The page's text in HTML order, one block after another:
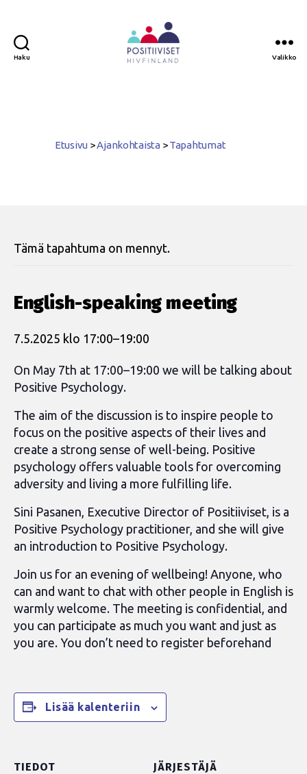
Haku Valikko
Etusivu >Ajankohtaista >Tapahtumat
Tämä tapahtuma on mennyt.
English-speaking meeting
7.5.2025 klo 17:00–19:00
On May 7th at 17:00–19:00 we will be talking about
Positive Psychology.
The aim of the discussion is to inspire people to
focus on the positive aspects of their lives and
create a strong sense of well-being. Positive
psychology offers valuable tools for overcoming
adversity and living a more fulfilling life.
Sini Pasanen, Executive Director of Positiiviset, is a
Positive Psychology practitioner, and she will give
an introduction to Positive Psychology.
Join us for an evening of wellbeing! Anyone, who
can and want to chat with other people in English is
warmly welcome. The meeting is confidential, and
you can participate as much you want and just as
you are. You don’t need to register beforehand
Lisää kalenteriin
TIEDOT JÄRJESTÄJÄ